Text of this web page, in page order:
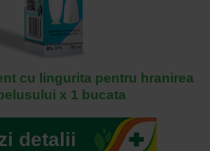
cu lingurita pentru hranirea
x 1 bucata
detalii